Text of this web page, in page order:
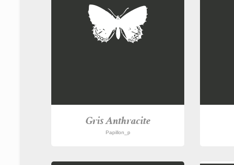
Gris Anthracite
Papillon_p